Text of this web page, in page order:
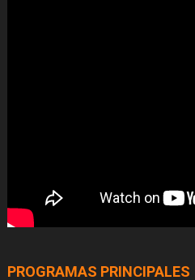
PROGRAMAS PRINCIPALES